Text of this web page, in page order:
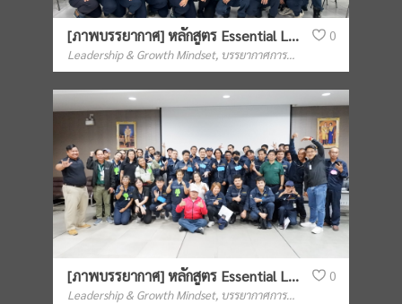
[ภาพบรรยากาศ] หลักสูตร Essential Leadership Skills for Foreman รุ่นที่ 3 (ดร.ประสงค์)
Leadership & Growth Mindset, บรรยากาศการฝึกอบรม
0
[ภาพบรรยากาศ] หลักสูตร Essential Leadership Skills for Foreman รุ่นที่ 4 (อ.ทวนทอง)
Leadership & Growth Mindset, บรรยากาศการฝึกอบรม
0